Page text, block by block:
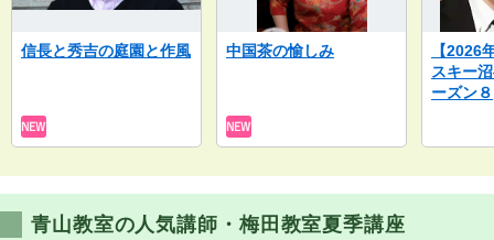
信長と秀吉の庭園と作風 中国茶の愉しみ
【2026
スキー
ーズン８
青山教室の人気講師・梅田教室夏季講座